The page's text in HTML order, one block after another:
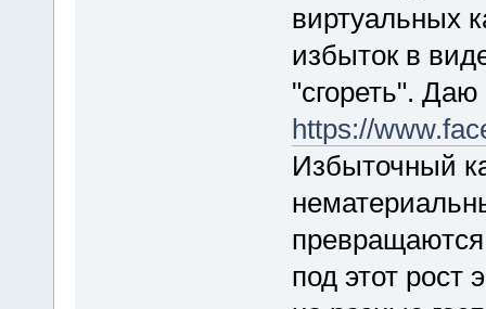
виртуальных
избыток в
"сгореть".
https://
Избыточный
превращаются
под этот рост